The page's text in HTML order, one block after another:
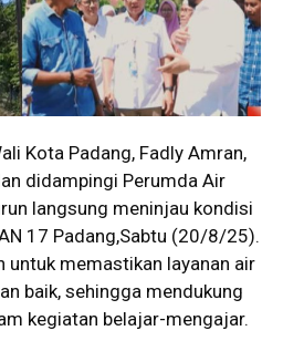
Kota Padang, Fadly Amran,
didampingi Perumda Air
langsung meninjau kondisi
17 Padang,Sabtu (20/8/25).
untuk memastikan layanan air
baik, sehingga mendukung
kegiatan belajar-mengajar.